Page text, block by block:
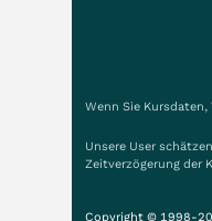
Wenn Sie
Unsere User
Zeitverzögerung der
Copyright © 1998-